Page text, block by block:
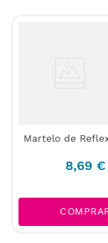
Martelo de
8,69 €